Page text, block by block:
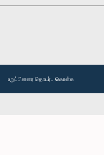
உறுப்பினரை தொடர்பு கொள்க